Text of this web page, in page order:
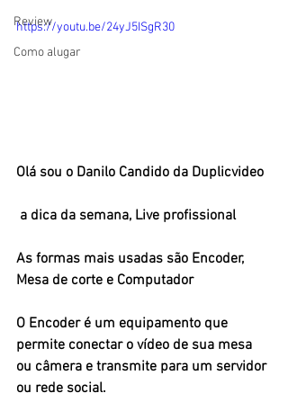
Review
Como alugar
https://youtu.be/24yJ5ISgR30
Olá sou o Danilo Candido da Duplicvideo
a dica da semana, Live profissional
As formas mais usadas são Encoder,
Mesa de corte e Computador
O Encoder é um equipamento que
permite conectar o vídeo de sua mesa
ou câmera e transmite para um servidor
ou rede social.